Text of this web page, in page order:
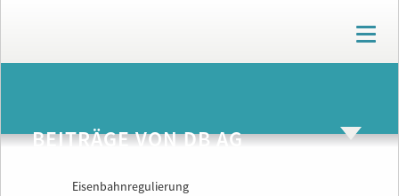
T
o
g
n
BEITRÄGE VON DB AG
Eisenbahnregulierung